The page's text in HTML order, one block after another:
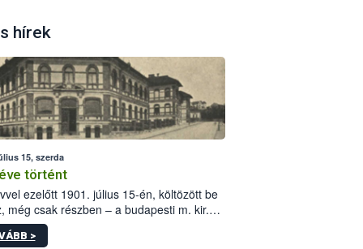
hírek
15, szerda
történt
ezelőtt 1901. július 15-én, költözött be
még csak részben – a budapesti m. kir.
állomás a Kis Rókus utca
alatti, Czigler Győző által tervezett új
>